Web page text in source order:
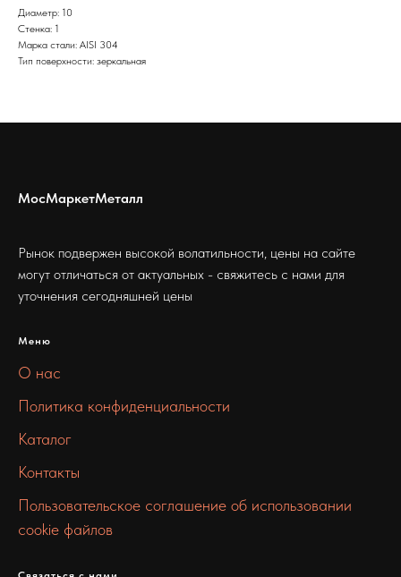
Диаметр: 10
Стенка: 1
Марка стали: AISI 304
Тип поверхности: зеркальная
МосМаркетМеталл
Рынок подвержен высокой волатильности, цены на сайте
могут отличаться от актуальных - свяжитесь с нами для
уточнения сегодняшней цены
Меню
О нас
Политика конфиденциальности
Каталог
Контакты
Пользовательское соглашение об использовании
cookie файлов